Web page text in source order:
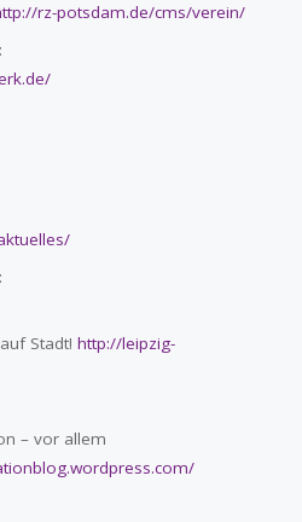
rz-potsdam.de/cms/verein/
Stadt! http://leipzig-
– vor allem